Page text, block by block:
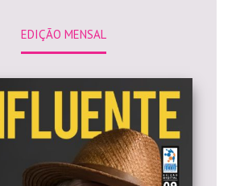
EDIÇÃO MENSAL